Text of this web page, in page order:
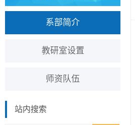
系部简介
教研室设置
师资队伍
站内搜索